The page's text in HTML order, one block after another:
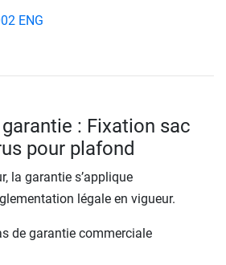
ENG
: Fixation sac
pour plafond
la garantie s’applique
légale en vigueur.
de garantie commerciale